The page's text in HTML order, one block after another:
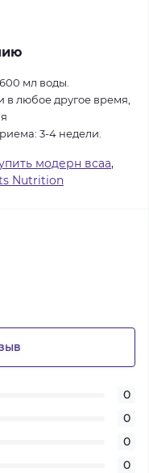
мл воды.
в любое другое время,
3-4 недели.
модерн всаа,
Nutrition
0
0
0
0